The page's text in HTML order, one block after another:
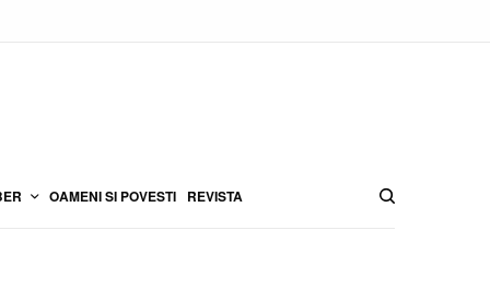
OAMENI SI POVESTI REVISTA